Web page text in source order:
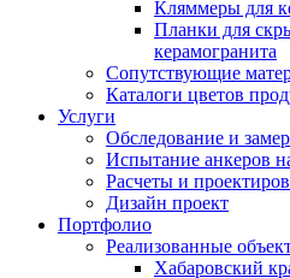
Кляммеры для
Планки для
керамогранита
Сопутствующие
Каталоги цветов
Услуги
Обследование и
Испытание анкеров
Расчеты и
Дизайн проект
Портфолио
Реализованные
Хабаровский